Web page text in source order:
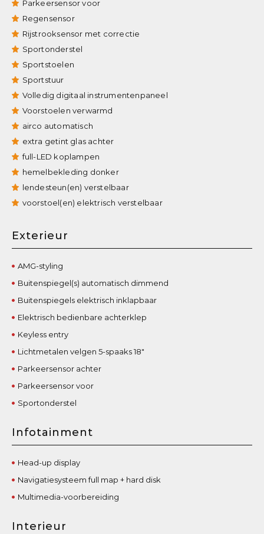
Parkeersensor voor
Regensensor
Rijstrooksensor met correctie
Sportonderstel
Sportstoelen
Sportstuur
Volledig digitaal instrumentenpaneel
Voorstoelen verwarmd
airco automatisch
extra getint glas achter
full-LED koplampen
hemelbekleding donker
lendesteun(en) verstelbaar
voorstoel(en) elektrisch verstelbaar
Exterieur
AMG-styling
Buitenspiegel(s) automatisch dimmend
Buitenspiegels elektrisch inklapbaar
Elektrisch bedienbare achterklep
Keyless entry
Lichtmetalen velgen 5-spaaks 18"
Parkeersensor achter
Parkeersensor voor
Sportonderstel
Infotainment
Head-up display
Navigatiesysteem full map + hard disk
Multimedia-voorbereiding
Interieur